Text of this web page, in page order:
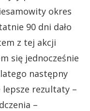
okres
90 dni dało
z tej akcji
się jednocześnie
następny
lepsze rezultaty –
–